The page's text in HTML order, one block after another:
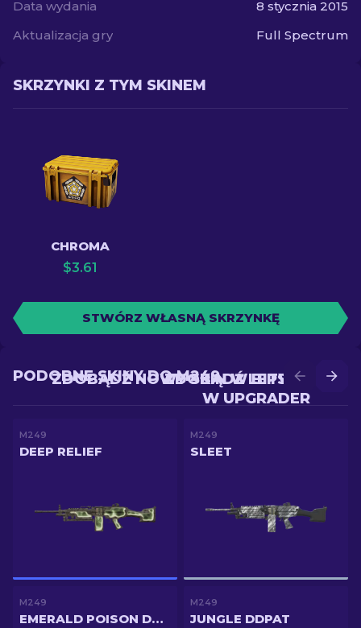
Data wydania
8 stycznia 2015
Aktualizacja gry
Full Spectrum
SKRZYNKI Z TYM SKINEM
CHROMA
$3.61
STWÓRZ WŁASNĄ SKRZYNKĘ
ZDOBĄDŹ LEPSZY SKIN
W UPGRADER
ZDOBĄDŹ NOWY SKIN W BITWIE
PODOBNE SKINY DO M249
M249
DEEP RELIEF
M249
SLEET
M249
EMERALD POISON DART
M249
JUNGLE DDPAT